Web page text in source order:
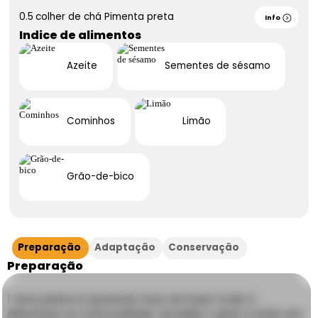
0.5 colher de chá Pimenta preta Info
Indice de alimentos
Azeite Sementes de sésamo
Cominhos Limão
Grão-de-bico
Preparação Adaptação Conservação
Preparação
diferença na cremosidade: escalde o grão cozido em